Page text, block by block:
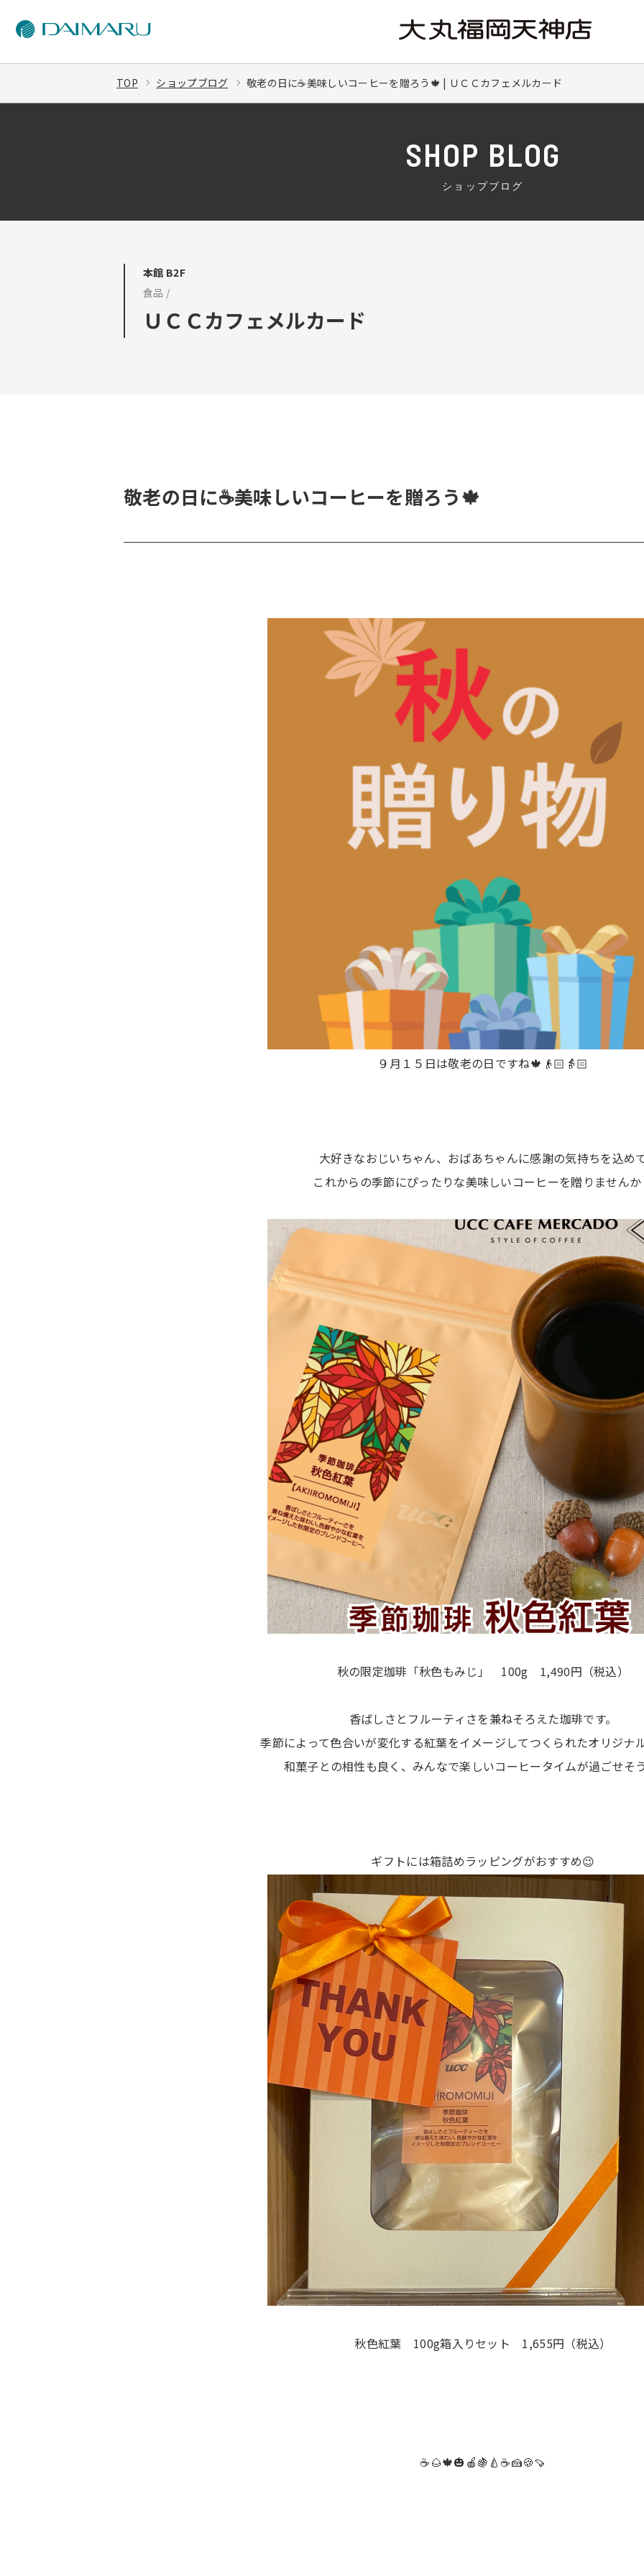
TOP ショップブログ 敬老の日に☕美味しいコーヒーを贈ろう🍁 | ＵＣＣカフェメルカード
SHOP BLOG
ショップブログ
本館 B2F
食品 /
ＵＣＣカフェメルカード
敬老の日に☕美味しいコーヒーを贈ろう🍁
９月１５日は敬老の日ですね🍁👴🏻👵🏻
大好きなおじいちゃん、おばあちゃんに感謝の気持ちを込め
これからの季節にぴったりな美味しいコーヒーを贈りません
秋の限定珈琲「秋色もみじ」 100g 1,490円（税込）
香ばしさとフルーティさを兼ねそろえた珈琲です。
季節によって色合いが変化する紅葉をイメージしてつくられたオリジナ
和菓子との相性も良く、みんなで楽しいコーヒータイムが過ごせそ
ギフトには箱詰めラッピングがおすすめ😉
秋色紅葉 100g箱入りセット 1,655円（税込）
☕🌰🍁🎃🍎🍇🍐☕🍰🍪🍠